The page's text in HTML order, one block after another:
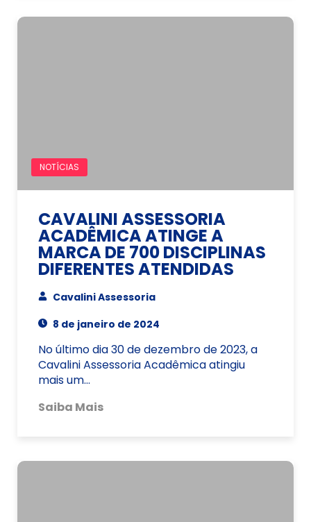
NOTÍCIAS
CAVALINI ASSESSORIA
ACADÊMICA ATINGE A
MARCA DE 700 DISCIPLINAS
DIFERENTES ATENDIDAS
Cavalini Assessoria
8 de janeiro de 2024
No último dia 30 de dezembro de 2023, a
Cavalini Assessoria Acadêmica atingiu
mais um…
Saiba Mais